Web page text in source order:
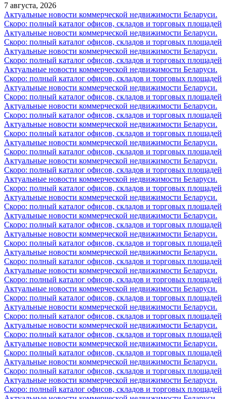
7 августа, 2026
Актуальные новости коммерческой недвижимости Беларуси.
Скоро: полный каталог офисов, складов и торговых площадей
Актуальные новости коммерческой недвижимости Беларуси.
Скоро: полный каталог офисов, складов и торговых площадей
Актуальные новости коммерческой недвижимости Беларуси.
Скоро: полный каталог офисов, складов и торговых площадей
Актуальные новости коммерческой недвижимости Беларуси.
Скоро: полный каталог офисов, складов и торговых площадей
Актуальные новости коммерческой недвижимости Беларуси.
Скоро: полный каталог офисов, складов и торговых площадей
Актуальные новости коммерческой недвижимости Беларуси.
Скоро: полный каталог офисов, складов и торговых площадей
Актуальные новости коммерческой недвижимости Беларуси.
Скоро: полный каталог офисов, складов и торговых площадей
Актуальные новости коммерческой недвижимости Беларуси.
Скоро: полный каталог офисов, складов и торговых площадей
Актуальные новости коммерческой недвижимости Беларуси.
Скоро: полный каталог офисов, складов и торговых площадей
Актуальные новости коммерческой недвижимости Беларуси.
Скоро: полный каталог офисов, складов и торговых площадей
Актуальные новости коммерческой недвижимости Беларуси.
Скоро: полный каталог офисов, складов и торговых площадей
Актуальные новости коммерческой недвижимости Беларуси.
Скоро: полный каталог офисов, складов и торговых площадей
Актуальные новости коммерческой недвижимости Беларуси.
Скоро: полный каталог офисов, складов и торговых площадей
Актуальные новости коммерческой недвижимости Беларуси.
Скоро: полный каталог офисов, складов и торговых площадей
Актуальные новости коммерческой недвижимости Беларуси.
Скоро: полный каталог офисов, складов и торговых площадей
Актуальные новости коммерческой недвижимости Беларуси.
Скоро: полный каталог офисов, складов и торговых площадей
Актуальные новости коммерческой недвижимости Беларуси.
Скоро: полный каталог офисов, складов и торговых площадей
Актуальные новости коммерческой недвижимости Беларуси.
Скоро: полный каталог офисов, складов и торговых площадей
Актуальные новости коммерческой недвижимости Беларуси.
Скоро: полный каталог офисов, складов и торговых площадей
Актуальные новости коммерческой недвижимости Беларуси.
Скоро: полный каталог офисов, складов и торговых площадей
Актуальные новости коммерческой недвижимости Беларуси.
Скоро: полный каталог офисов, складов и торговых площадей